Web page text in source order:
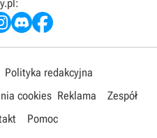
Polityka redakcyjna
cookies Reklama
Zespół
Pomoc